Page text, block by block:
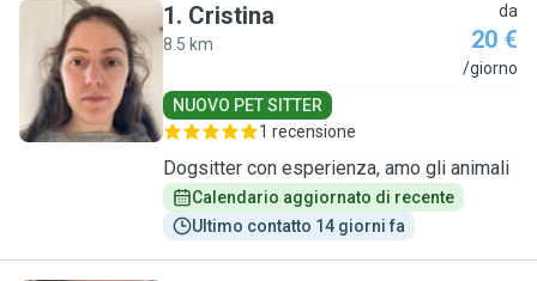
C
1. Cristina
8.5 km
da
20 €
/giorno
NUOVO PET SITTER
1 recensione
Dogsitter con esperienza, amo gli animali
Calendario aggiornato di recente
Ultimo contatto 14 giorni fa